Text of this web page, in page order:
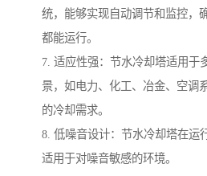
统，能够实现自动调节和监控，
都能运行。
7. 适应性强：节水冷却塔适用于
景，如电力、化工、冶金、空调
的冷却需求。
8. 低噪音设计：节水冷却塔在运
适用于对噪音敏感的环境。